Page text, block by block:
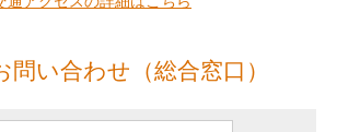
問い合わせ（総合窓口）